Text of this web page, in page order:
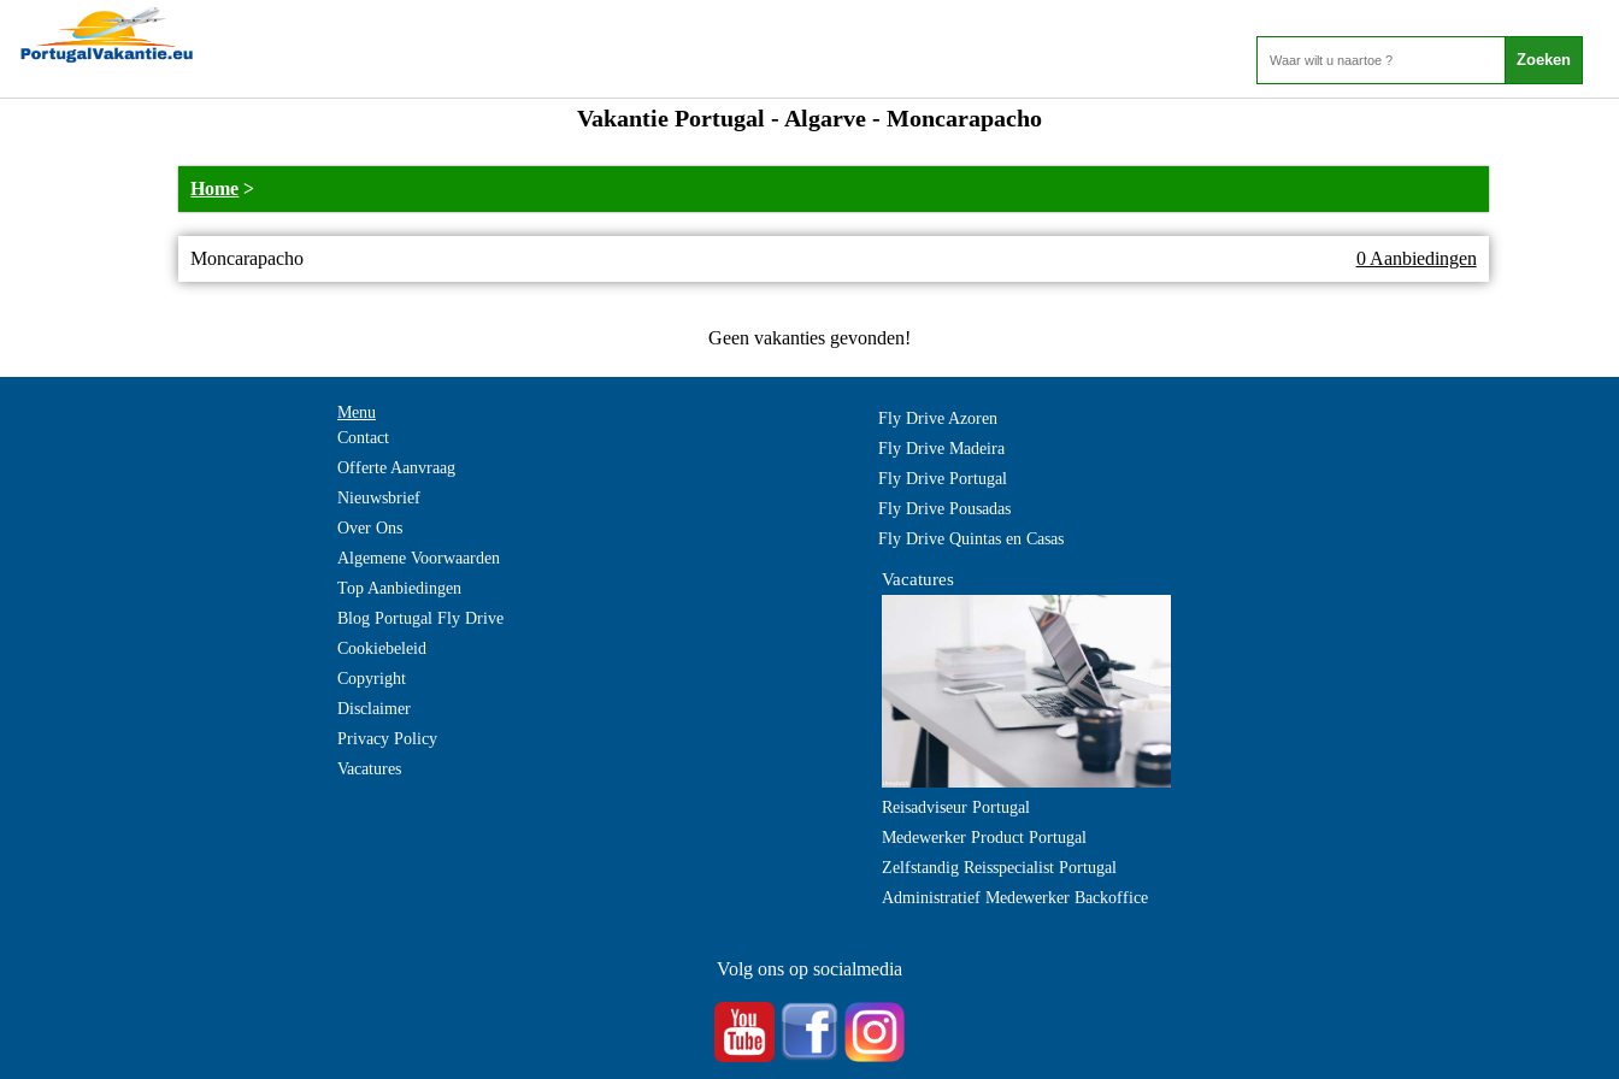
Vakantie Portugal - Algarve - Moncarapacho
Home >
Moncarapacho 0 Aanbiedingen
Geen vakanties gevonden!
Menu
Contact
Offerte Aanvraag
Nieuwsbrief
Over Ons
Algemene Voorwaarden
Top Aanbiedingen
Blog Portugal Fly Drive
Cookiebeleid
Copyright
Disclaimer
Privacy Policy
Vacatures
Fly Drive Azoren
Fly Drive Madeira
Fly Drive Portugal
Fly Drive Pousadas
Fly Drive Quintas en Casas
Vacatures
Reisadviseur Portugal
Medewerker Product Portugal
Zelfstandig Reisspecialist Portugal
Administratief Medewerker Backoffice
Volg ons op socialmedia